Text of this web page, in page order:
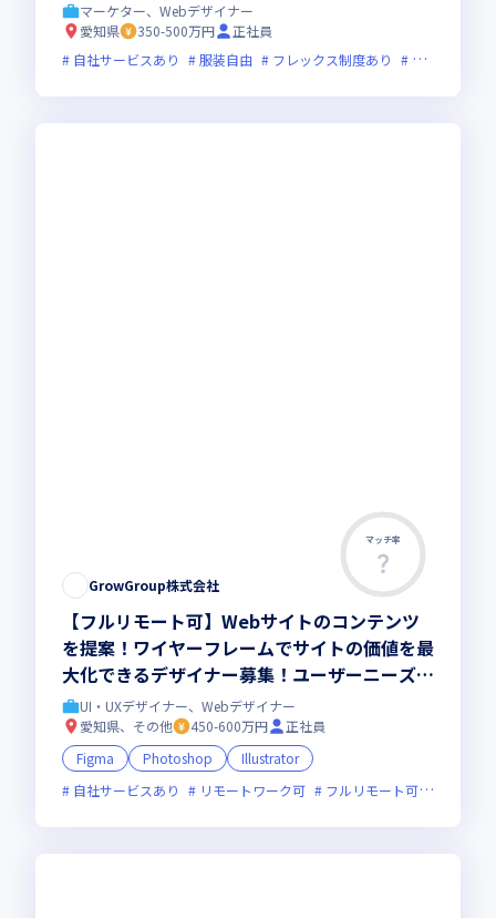
マーケター、Webデザイナー
愛知県
350-500万円
正社員
自社サービスあり
服装自由 フレックス制度あり 新規立ち上げ
マッチ率
GrowGroup株式会社
【フルリモート可】Webサイトのコンテンツ
を提案！ワイヤーフレームでサイトの価値を最
大化できるデザイナー募集！ユーザーニーズに
合わせた最適なコンテンツ、ワイヤーフレーム
の制作をお任せ！
UI・UXデザイナー、Webデザイナー
愛知県、その他
450-600万円
正社員
Figma
Photoshop
Illustrator
自社サービスあり
リモートワーク可 フルリモート可